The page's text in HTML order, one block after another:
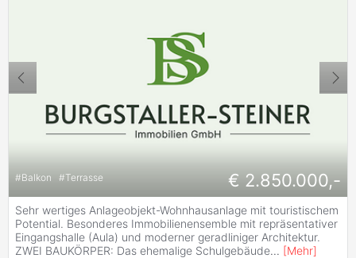
#Balkon #Terrasse € 2.850.000,-
Sehr wertiges Anlageobjekt-Wohnhausanlage mit touristischem
Potential. Besonderes Immobilienensemble mit repräsentativer
Eingangshalle (Aula) und moderner geradliniger Architektur.
ZWEI BAUKÖRPER: Das ehemalige Schulgebäude... [Mehr]